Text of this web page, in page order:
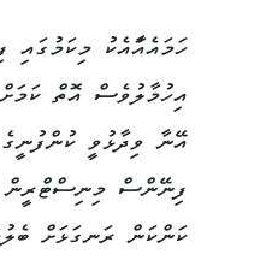
ހަމައެއާައެކު
އިހުމާލުވެސް އޮތް
އޭނާ ވިދާޅުވީ
ފިނޭންސް މިނިސްޓްރީން
ކަންކަން ރަނގަޅަށް